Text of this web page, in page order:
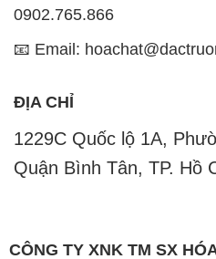
0902.765.866
📧 Email:
ĐỊA CHỈ
1229C Quốc lộ 1A,
Quận Bình Tân, TP. Hồ
CÔNG TY XNK TM SX